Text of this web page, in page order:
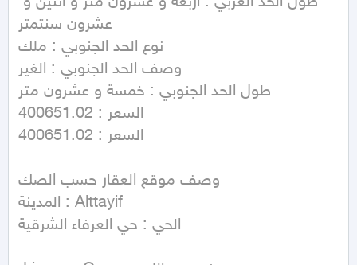
عشرون سنتمتر
نوع الحد الجنوبي : ملك
وصف الحد الجنوبي : الغير
طول الحد الجنوبي : خمسة و عشرون متر
السعر : 400651.02
السعر : 400651.02
وصف موقع العقار حسب الصك
المدينة : Alttayif
الحي : حي العرفاء الشرقية